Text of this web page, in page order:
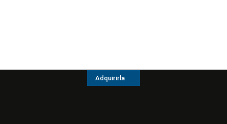
Adquirirla